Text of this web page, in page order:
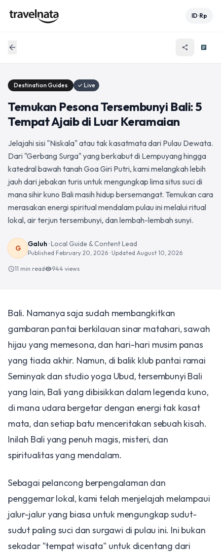
ID•Rp
arrow_back share article
Destination Guides ✓ Live
Temukan Pesona Tersembunyi Bali: 5
Tempat Ajaib di Luar Keramaian
Jelajahi sisi "Niskala" atau tak kasatmata dari Pulau Dewata.
Dari "Gerbang Surga" yang berkabut di Lempuyang hingga
katedral bawah tanah Goa Giri Putri, kami melangkah lebih
jauh dari jebakan turis untuk mengungkap lima situs suci di
mana sihir kuno Bali masih hidup bersemangat. Temukan cara
merasakan energi spiritual mendalam pulau ini melalui ritual
lokal, air terjun tersembunyi, dan lembah-lembah sunyi.
G Galuh ·Local Guide & Content Lead
Published February 20, 2026 · Updated August 10, 2026
schedule11 min readvisibility944 views
Bali. Namanya saja sudah membangkitkan
gambaran pantai berkilauan sinar matahari, sawah
hijau yang memesona, dan hari-hari musim panas
yang tiada akhir. Namun, di balik klub pantai ramai
Seminyak dan studio yoga Ubud, tersembunyi Bali
yang lain, Bali yang dibisikkan dalam legenda kuno,
di mana udara bergetar dengan energi tak kasat
mata, dan setiap batu menceritakan sebuah kisah.
Inilah Bali yang penuh magis, misteri, dan
spiritualitas yang mendalam.
Sebagai pelancong berpengalaman dan
penggemar lokal, kami telah menjelajah melampaui
jalur-jalur yang biasa untuk mengungkap sudut-
sudut paling suci dan surgawi di pulau ini. Ini bukan
sekadar "tempat wisata" untuk dicentang dari